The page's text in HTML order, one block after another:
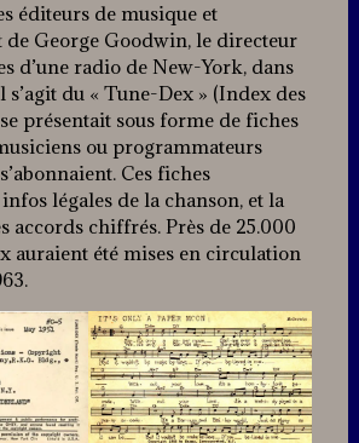
éditeurs de musique et
George Goodwin, le directeur
d’une radio de New-York, dans
s’agit du « Tune-Dex » (Index des
présentait sous forme de fiches
ou programmateurs
Ces fiches
légales de la chanson, et la
accords chiffrés. Près de 25.000
auraient été mises en circulation